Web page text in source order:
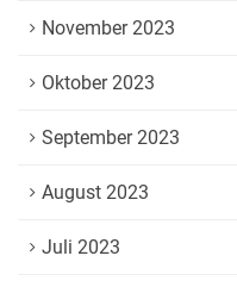
November 2023
Oktober 2023
September 2023
August 2023
Juli 2023